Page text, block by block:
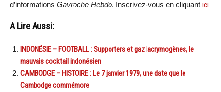
d’informations Gavroche Hebdo. Inscrivez-vous en cliquant ici
A Lire Aussi:
INDONÉSIE – FOOTBALL : Supporters et gaz lacrymogènes, le
mauvais cocktail indonésien
CAMBODGE – HISTOIRE : Le 7 janvier 1979, une date que le
Cambodge commémore